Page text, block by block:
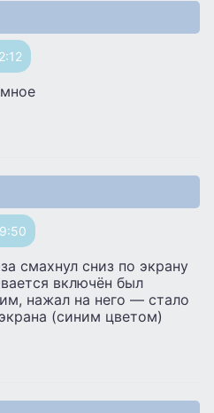
смахнул сниз по экрану
включён был
нажал на него — стало
(синим цветом)